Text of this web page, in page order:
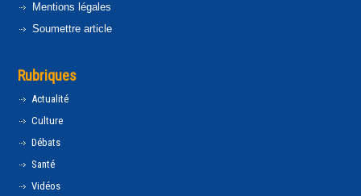
Mentions légales
Soumettre article
Rubriques
Actualité
Culture
Débats
Santé
Vidéos